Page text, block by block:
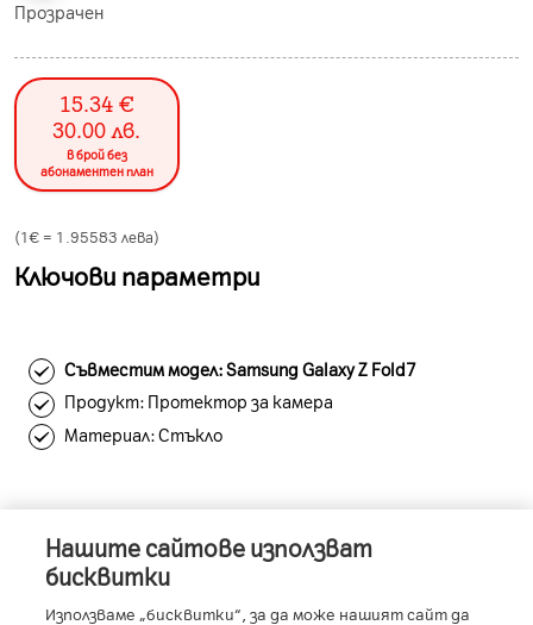
Прозрачен
15.34 €
30.00 лв.
в брой без
абонаментен план
(1€ = 1.95583 лева)
Ключови параметри
Съвместим модел: Samsung Galaxy Z Fold7
Продукт: Протектор за камера
Материал: Стъкло
Информация за устройството
Нашите сайтове използват
бисквитки
Използваме „бисквитки“, за да може нашият сайт да